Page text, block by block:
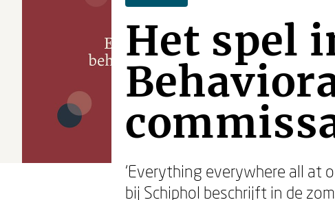
Het spel
‘Everything everywhere all at
bij Schiphol beschrijft in de